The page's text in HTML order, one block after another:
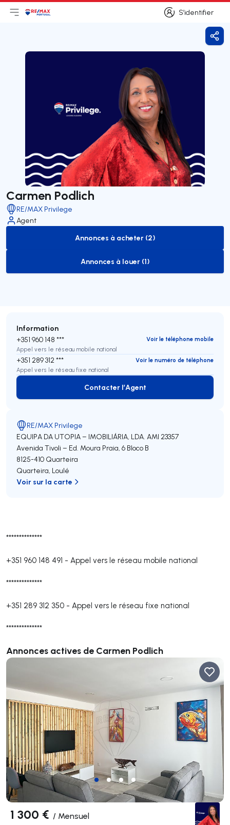
S’identifier
S’identifier
Ouvrir le menu principal
LogoAller à la page d’accueil
Carmen Podlich
RE/MAX Privilege
Agent
to-buy-listing
Annonces à acheter (2)
to-rent-listing
Annonces à louer (1)
**************
+351 960 148 491 - Appel vers le réseau mobile national
**************
+351 289 312 350 - Appel vers le réseau fixe national
**************
Annonces actives de Carmen Podlich
1 300 € / Mensuel
Information
+351 960 148 ***
Voir le téléphone mobile
Appel vers le réseau mobile national
+351 289 312 ***
Voir le numéro de téléphone
Appel vers le réseau fixe national
Contacter l’Agent
Contacter l’Agent
RE/MAX Privilege
EQUIPA DA UTOPIA – IMOBILIÁRIA, LDA. AMI 23357
Avenida Tivoli – Ed. Moura Praia, 6 Bloco B
8125-410 Quarteira
Quarteira, Loulé
Voir sur la carte